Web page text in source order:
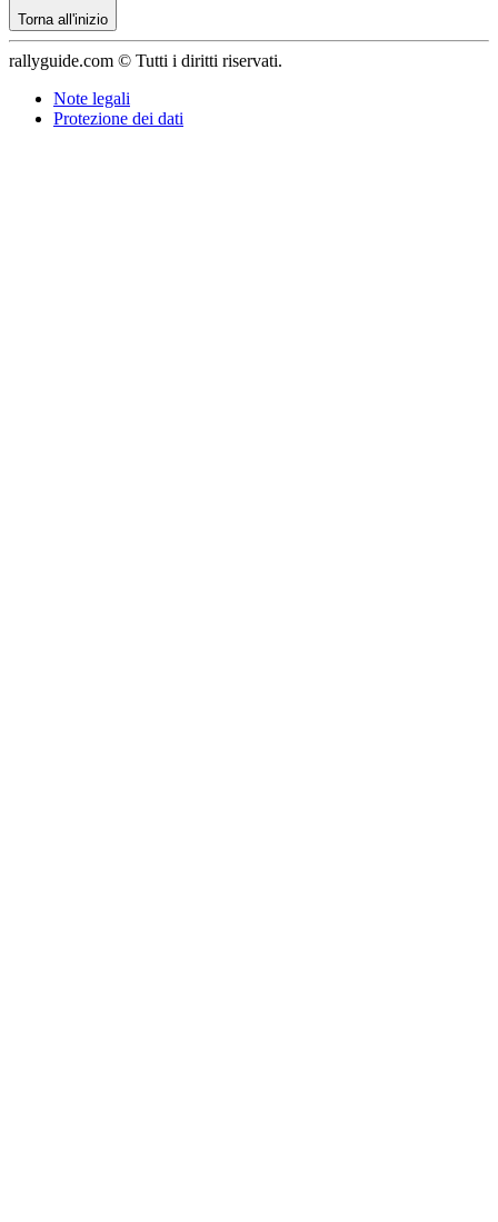
Torna all'inizio
rallyguide.com © Tutti i diritti riservati.
Note legali
Protezione dei dati